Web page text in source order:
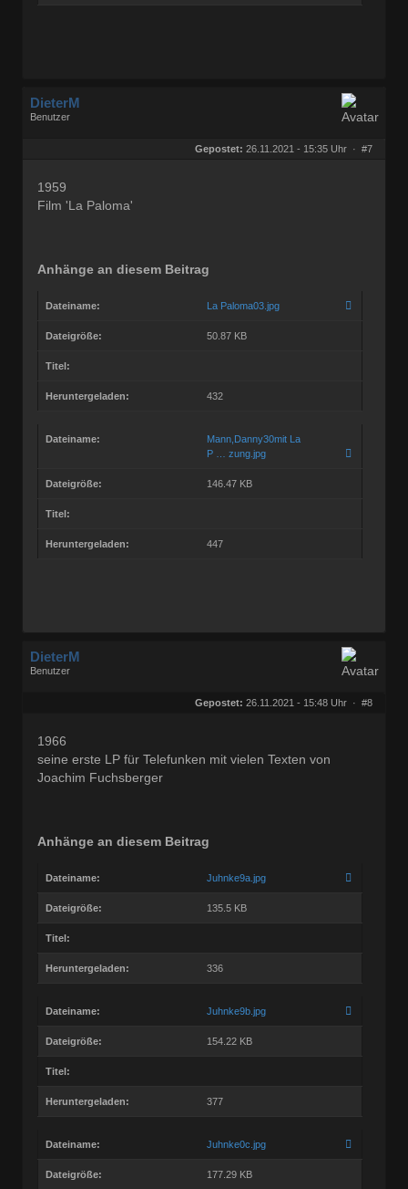
DieterM
Benutzer
Gepostet: 26.11.2021 - 15:35 Uhr · #7
1959
Film 'La Paloma'
Anhänge an diesem Beitrag
Dateiname: La Paloma03.jpg
Dateigröße: 50.87 KB
Titel:
Heruntergeladen: 432
Dateiname:
Mann,Danny30mit La
P … zung.jpg
Dateigröße: 146.47 KB
Titel:
Heruntergeladen: 447
DieterM
Benutzer
Gepostet: 26.11.2021 - 15:48 Uhr · #8
1966
seine erste LP für Telefunken mit vielen Texten von
Joachim Fuchsberger
Anhänge an diesem Beitrag
Dateiname: Juhnke9a.jpg
Dateigröße: 135.5 KB
Titel:
Heruntergeladen: 336
Dateiname: Juhnke9b.jpg
Dateigröße: 154.22 KB
Titel:
Heruntergeladen: 377
Dateiname: Juhnke0c.jpg
Dateigröße: 177.29 KB